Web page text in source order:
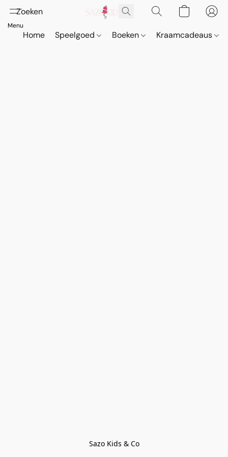
Home Speelgoed Boeken Kraamcadeaus
Sazo Kids & Co